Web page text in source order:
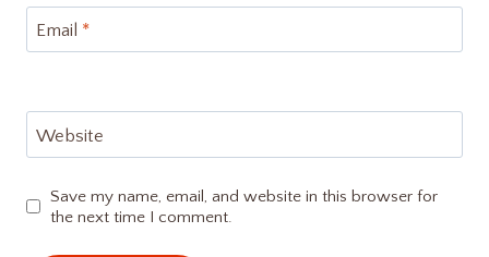
Email *
Website
Save my name, email, and website in this browser for
the next time I comment.